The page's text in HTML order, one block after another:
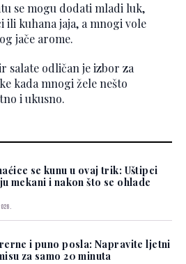
se mogu dodati mladi luk,
ili kuhana jaja, a mnogi vole
jače arome.
salate odličan je izbor za
kada mnogi žele nešto
i ukusno.
se kunu u ovaj trik: Uštipci
mekani i nakon što se ohlade
i puno posla: Napravite ljetni
za samo 20 minuta